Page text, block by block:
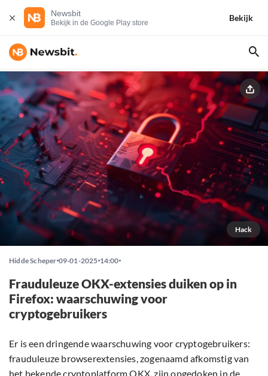
Newsbit
Bekijk in de Google Play store
Bekijk
Hack
Hidde Scheper 09-01-2025 14:00
Frauduleuze OKX-extensies duiken op in
Firefox: waarschuwing voor
cryptogebruikers
Er is een dringende waarschuwing voor cryptogebruikers:
frauduleuze browserextensies, zogenaamd afkomstig van
het bekende cryptoplatform OKX, zijn opgedoken in de